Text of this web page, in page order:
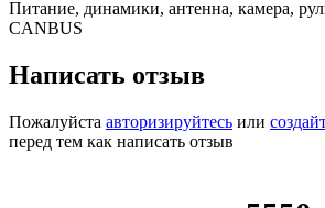
Питание, динамики, антенна, камера,
CANBUS
Написать отзыв
Пожалуйста авторизируйтесь или
перед тем как написать отзыв